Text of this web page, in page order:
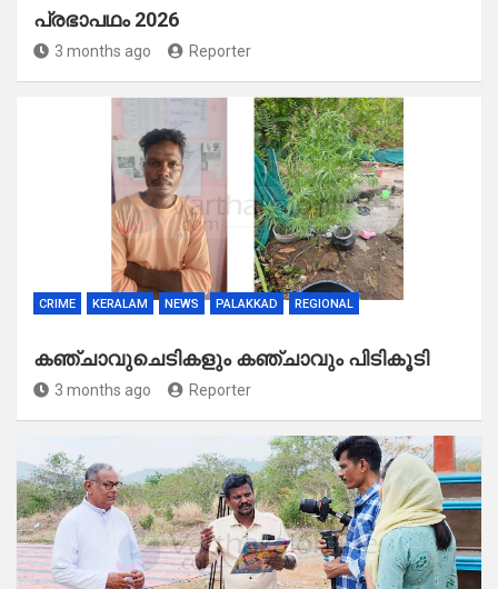
പ്രഭാപഥം 2026
3 months ago Reporter
CRIME KERALAM NEWS PALAKKAD REGIONAL
കഞ്ചാവുചെടികളും കഞ്ചാവും പിടികൂടി
3 months ago Reporter